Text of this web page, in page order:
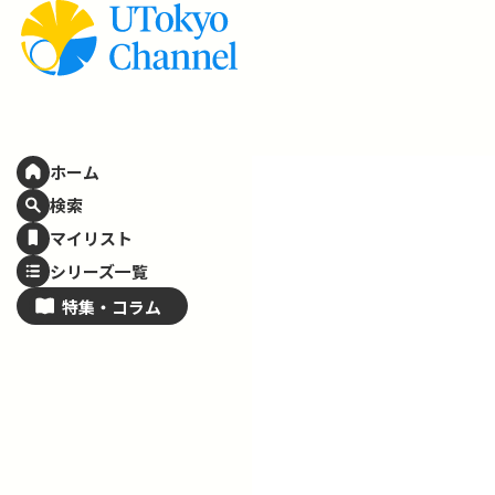
ホーム
検索
マイリスト
シリーズ一覧
特集・ コラム